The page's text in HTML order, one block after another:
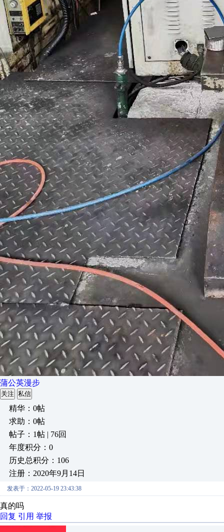
蒲公英漫步
关注 私信
精华：0帖
求助：0帖
帖子：1帖 | 76回
年度积分：0
历史总积分：106
注册：2020年9月14日
发表于：2022-05-19 23:43:38
真的吗
回复 引用 举报